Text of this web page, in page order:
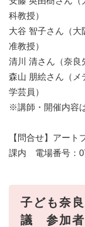
科教授）
大谷 智子さん（
准教授）
清川 清さん（奈良
森山 朋絵さん（メ
学芸員）
※講師・開催内容
【問合せ】アー
課内 電場番号：
子ども奈
議 参加者